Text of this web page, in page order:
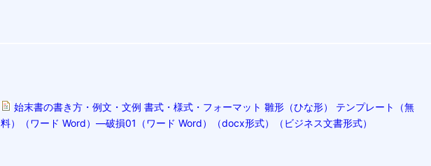
始末書の書き方・例文・文例 書式・様式・フォーマット 雛形（ひな形） テンプレート（無
料）（ワード Word）―破損01（ワード Word）（docx形式）（ビジネス文書形式）